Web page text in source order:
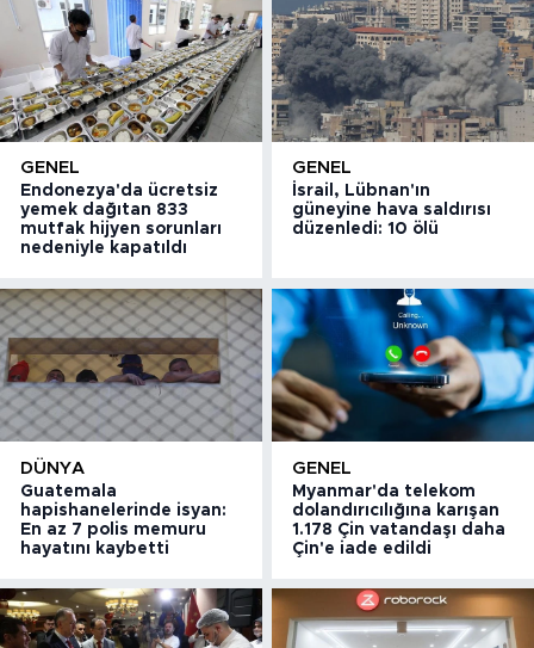
GENEL
Endonezya'da ücretsiz
yemek dağıtan 833
mutfak hijyen sorunları
nedeniyle kapatıldı
GENEL
İsrail, Lübnan'ın
güneyine hava saldırısı
düzenledi: 10 ölü
DÜNYA
Guatemala
hapishanelerinde isyan:
En az 7 polis memuru
hayatını kaybetti
GENEL
Myanmar'da telekom
dolandırıcılığına karışan
1.178 Çin vatandaşı daha
Çin'e iade edildi